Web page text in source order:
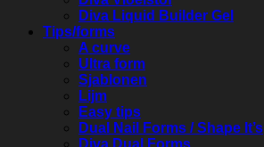
Diva Liquid Builder Gel
Tips/forms
A curve
Ultra form
Sjablonen
Lijm
Easy tips
Dual Nail Forms / Shape It’s